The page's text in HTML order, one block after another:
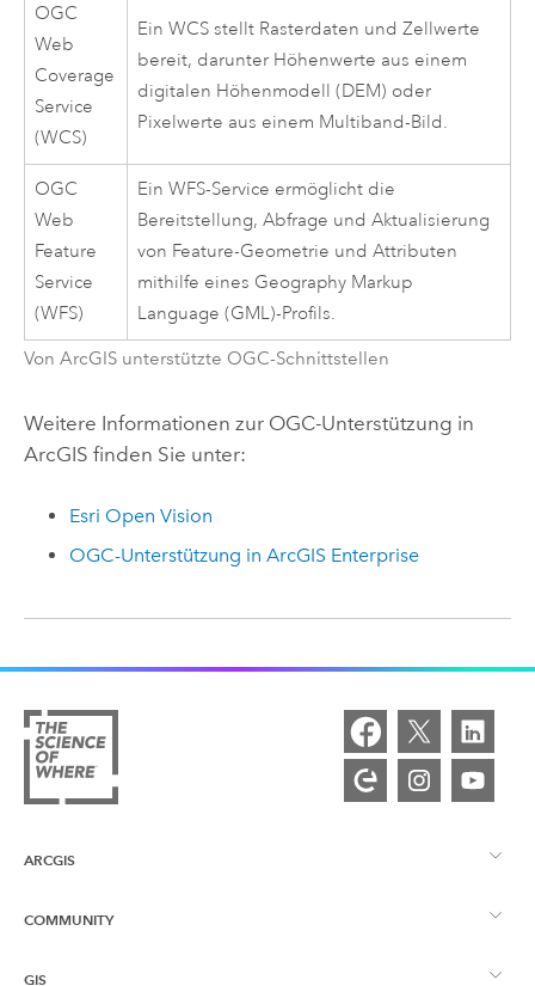
OGC
Web
Coverage
Service
(WCS)
Ein WCS stellt Rasterdaten und Zellwerte
bereit, darunter Höhenwerte aus einem
digitalen Höhenmodell (DEM) oder
Pixelwerte aus einem Multiband-Bild.
OGC
Web
Feature
Service
(WFS)
Ein WFS-Service ermöglicht die
Bereitstellung, Abfrage und Aktualisierung
von Feature-Geometrie und Attributen
mithilfe eines Geography Markup
Language (GML)-Profils.
Von ArcGIS unterstützte OGC-Schnittstellen
Weitere Informationen zur OGC-Unterstützung in
ArcGIS finden Sie unter:
Esri Open Vision
OGC-Unterstützung inArcGIS Enterprise
ARCGIS
ArcGIS – Überblick
COMMUNITY
GIS